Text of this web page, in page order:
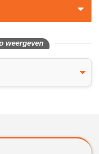
weergeven